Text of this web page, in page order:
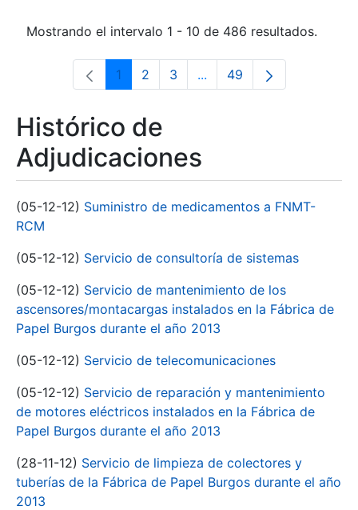
Mostrando el intervalo 1 - 10 de 486 resultados.
Página
1 Página
2 Página
3 ...Páginas intermedias Use
Página
49
Histórico de
Adjudicaciones
(05-12-12) Suministro de medicamentos a FNMT-
RCM
(05-12-12) Servicio de consultoría de sistemas
(05-12-12) Servicio de mantenimiento de los
ascensores/montacargas instalados en la Fábrica de
Papel Burgos durante el año 2013
(05-12-12) Servicio de telecomunicaciones
(05-12-12) Servicio de reparación y mantenimiento
de motores eléctricos instalados en la Fábrica de
Papel Burgos durante el año 2013
(28-11-12) Servicio de limpieza de colectores y
tuberías de la Fábrica de Papel Burgos durante el año
2013